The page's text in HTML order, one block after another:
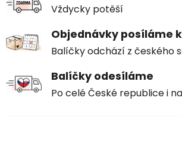
Vždycky potěší
Objednávky posíláme
Balíčky odchází z českého
Balíčky odesíláme
Po celé České republice i